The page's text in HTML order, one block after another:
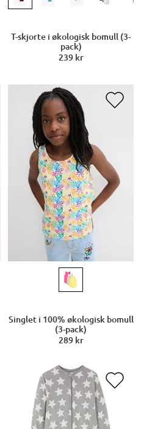
T-skjorte i økologisk bomull (3-
pack)
239 kr
Singlet i 100% økologisk bomull
(3-pack)
289 kr